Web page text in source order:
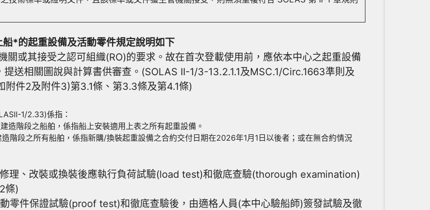
*的起重設備及活動零件規定說明如下
或其接受之認可組織(RO)的要求。故在首次登載使用前，應依本中心之起重設備
送相關圖說與計算書供審查。(SOLAS II-1/3-13.2.1.1及MSC.1/Circ.1663準則及
件2及附件3)第3.1條、第3.3條及第4.1條)
1/2.33)係指：
階段之船舶，係指船上安裝適用上表之所有起重設備。
段之所有船舶，係指新購/換裝起重設備之合約交付日期在2026年1月1日以後者；或在無合約情況
、改裝或換裝後應執行負荷試驗(load test)和徹底查驗(thorough examination)
條)
件保證試驗(proof test)和徹底查驗後，由適格人員(本中心驗船師)簽發試驗及徹